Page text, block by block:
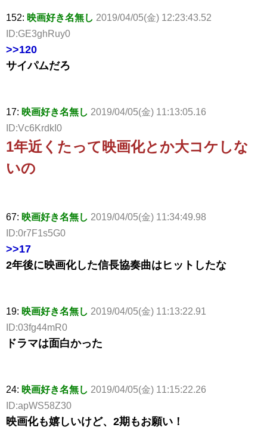
152: 映画好き名無し 2019/04/05(金) 12:23:43.52
ID:GE3ghRuy0
>>120
サイパムだろ
17: 映画好き名無し 2019/04/05(金) 11:13:05.16
ID:Vc6KrdkI0
1年近くたって映画化とか大コケしな
いの
67: 映画好き名無し 2019/04/05(金) 11:34:49.98
ID:0r7F1s5G0
>>17
2年後に映画化した信長協奏曲はヒットしたな
19: 映画好き名無し 2019/04/05(金) 11:13:22.91
ID:03fg44mR0
ドラマは面白かった
24: 映画好き名無し 2019/04/05(金) 11:15:22.26
ID:apWS58Z30
映画化も嬉しいけど、2期もお願い！